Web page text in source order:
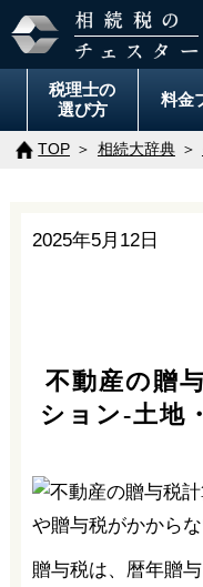
税理士の
選び方
料金
TOP 相続大辞典
2025年5月12日
不動産の贈
ション-土地
贈与税は、暦年贈